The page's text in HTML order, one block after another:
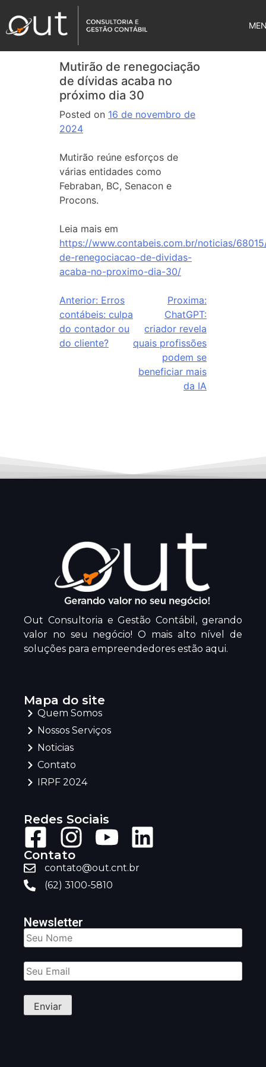
Mutirão de renegociação
de dívidas acaba no
próximo dia 30
Posted on 16 de novembro de
2024
Mutirão reúne esforços de
várias entidades como
Febraban, BC, Senacon e
Procons.
Leia mais em
https://www.contabeis.com.br/noticias/
de-renegociacao-de-dividas-
acaba-no-proximo-dia-30/
Anterior: Erros
contábeis: culpa
do contador ou
do cliente?
Proxima:
ChatGPT:
criador revela
quais profissões
podem se
beneficiar mais
da IA
Out Consultoria e Gestão Contábil, gerando
valor no seu negócio! O mais alto nível de
soluções para empreendedores estão aqui.
Mapa do site
Quem Somos
Nossos Serviços
Noticias
Contato
IRPF 2024
Redes Sociais
Contato
contato@out.cnt.br
(62) 3100-5810
Newsletter